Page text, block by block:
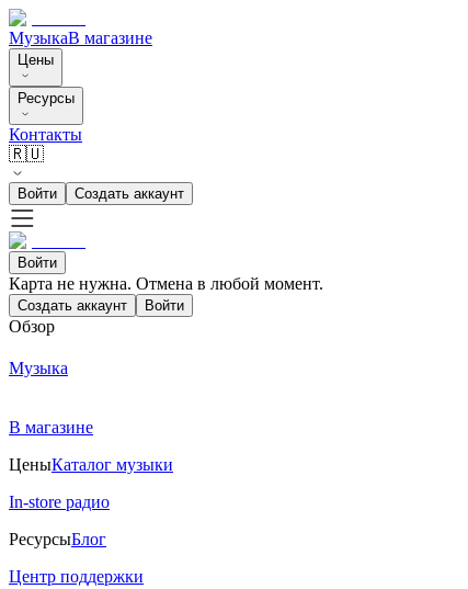
МузыкаВ магазине
Цены
Ресурсы
Контакты
🇷🇺
Войти Создать аккаунт
Войти
Карта не нужна. Отмена в любой момент.
Создать аккаунт Войти
Обзор
Музыка
В магазине
ЦеныКаталог музыки
In-store радио
РесурсыБлог
Центр поддержки